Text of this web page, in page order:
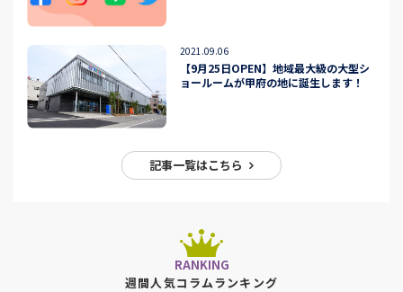
2021.09.06
【9月25日OPEN】地域最大級の大型シ
ョールームが甲府の地に誕生します！
記事一覧はこちら
RANKING
週間人気コラムランキング